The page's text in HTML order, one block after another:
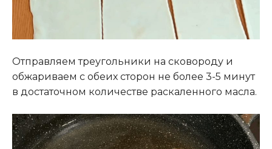
Отправляем треугольники на сковороду и
обжариваем с обеих сторон не более 3-5 минут
в достаточном количестве раскаленного масла.